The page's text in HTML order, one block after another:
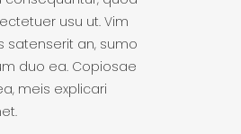
usu ut. Vim
satenserit an, sumo
duo ea. Copiosae
meis explicari